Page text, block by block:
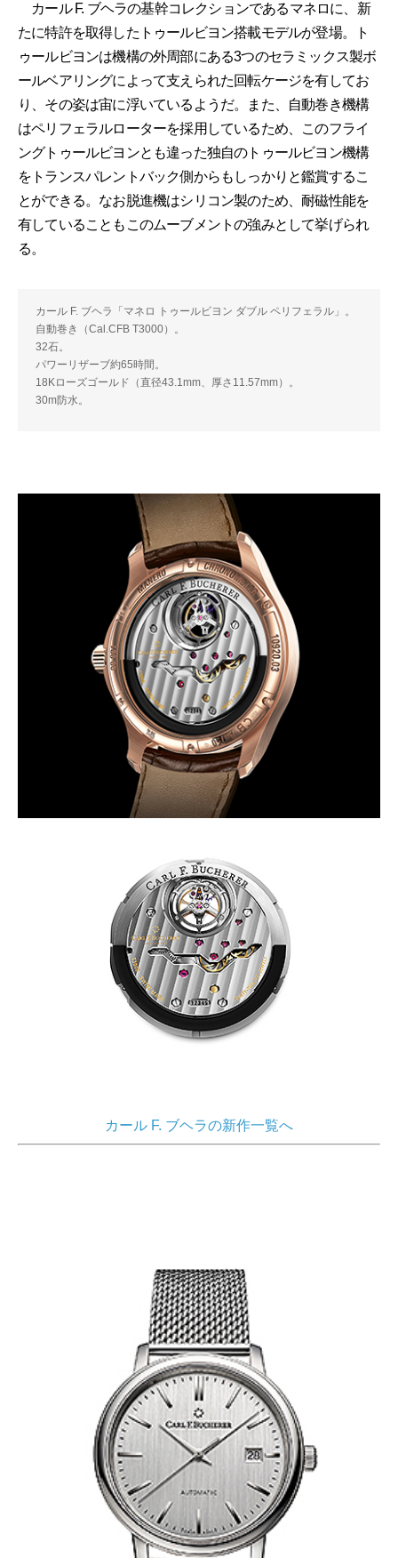
カール F. ブヘラの基幹コレクションであるマネロに、新
たに特許を取得したトゥールビヨン搭載モデルが登場。ト
ゥールビヨンは機構の外周部にある3つのセラミックス製ボ
ールベアリングによって支えられた回転ケージを有してお
り、その姿は宙に浮いているようだ。また、自動巻き機構
はペリフェラルローターを採用しているため、このフライ
ングトゥールビヨンとも違った独自のトゥールビヨン機構
をトランスパレントバック側からもしっかりと鑑賞するこ
とができる。なお脱進機はシリコン製のため、耐磁性能を
有していることもこのムーブメントの強みとして挙げられ
る。
カール F. ブヘラ「マネロ トゥールビヨン ダブル ペリフェラル」。
自動巻き（Cal.CFB T3000）。
32石。
パワーリザーブ約65時間。
18Kローズゴールド（直径43.1mm、厚さ11.57mm）。
30m防水。
カール F. ブヘラの新作一覧へ